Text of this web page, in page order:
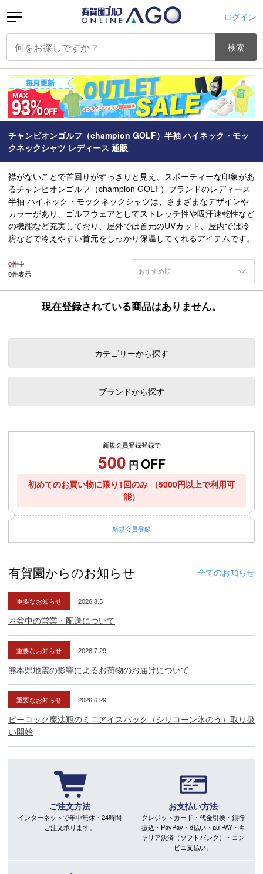
ログイン
検索
チャンピオンゴルフ（champion GOLF）半袖 ハイネック・モッ
クネックシャツ レディース 通販
襟がないことで首回りがすっきりと見え、スポーティーな印象があ
るチャンピオンゴルフ（champion GOLF）ブランドのレディース
半袖 ハイネック・モックネックシャツは、さまざまなデザインや
カラーがあり、ゴルフウェアとしてストレッチ性や吸汗速乾性など
の機能など充実しており、屋外では首元のUVカット、屋内では冷
房などで冷えやすい首元をしっかり保温してくれるアイテムです。
0件中
0件表示 おすすめ順
現在登録されている商品はありません。
カテゴリーから探す
ブランドから探す
新規会員登録登録で
500 円 OFF
初めてのお買い物に限り1回のみ
（5000円以上で利用可
能）
新規会員登録
有賀園からのお知らせ 全てのお知らせ
重要なお知らせ 2026.8.5
お盆中の営業・配送について
重要なお知らせ 2026.7.29
熊本県地震の影響によるお荷物のお届けについて
重要なお知らせ 2026.6.29
ピーコック魔法瓶のミニアイスパック（シリコーン氷のう）取り扱
い開始
ご注文方法
インターネットで年中無休・24時間
ご注文承ります。
お支払い方法
クレジットカード・代金引換・銀行
振込・PayPay・d払い・au PAY・キ
ャリア決済（ソフトバンク）・コン
ビニ支払い。